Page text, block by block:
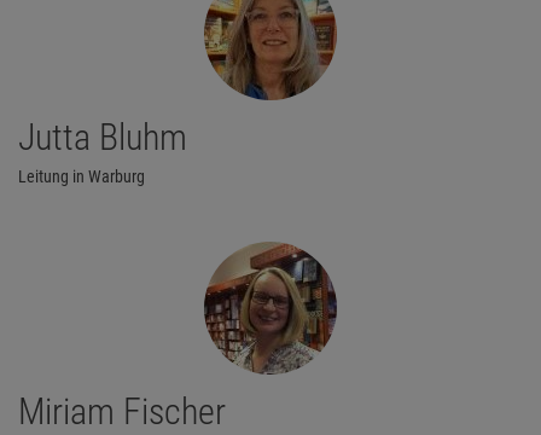
Jutta Bluhm
Leitung in Warburg
Miriam Fischer